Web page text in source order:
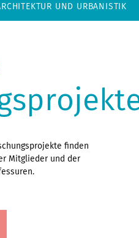
UND URBANISTIK
finden
Mitglieder und der